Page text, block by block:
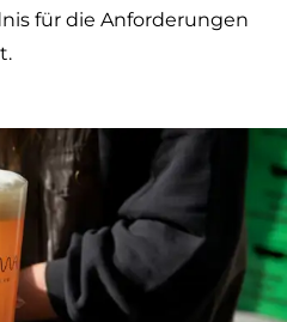
für die Anforderungen